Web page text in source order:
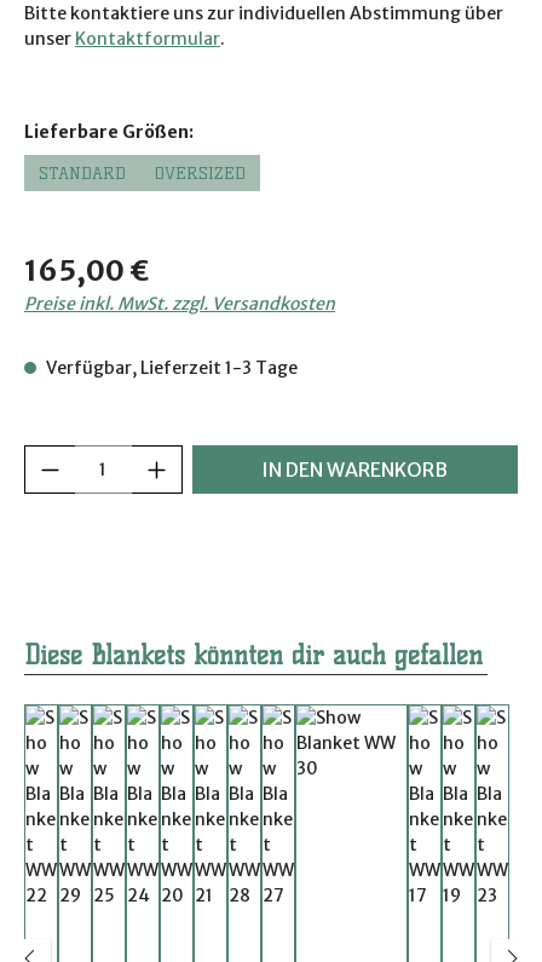
Bitte kontaktiere uns zur individuellen Abstimmung über
unser Kontaktformular.
Regulärer Preis:
165,00 €
Preise inkl. MwSt. zzgl. Versandkosten
Verfügbar, Lieferzeit 1-3 Tage
Lieferbare Größen:auswählen
STANDARD
OVERSIZED
Produkt Anzahl: Gib den gewünschten
IN DEN WARENKORB
Produktgalerie überspringen
Diese Blankets könnten dir auch gefallen